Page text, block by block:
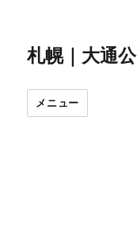
札幌｜大通
メニュー